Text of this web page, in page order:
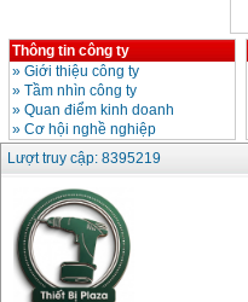
Thông tin công ty
» Giới thiệu công ty
» Tầm nhìn công ty
» Quan điểm kinh doanh
» Cơ hội nghề nghiệp
Lượt truy cập: 8395219